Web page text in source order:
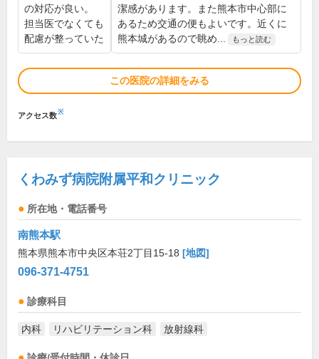
の対応が良い。
担当医でなくても
配慮が整っていた
潔感があります。また熊本市中心部に
あるため交通の便もよいです。近くに
熊本城があるので眺め...
もっと読む
この医院の詳細をみる
アクセス数※
くわみず病院附属平和クリニック
所在地・電話番号
南熊本駅
熊本県熊本市中央区本荘2丁目15-18 [地図]
096-371-4751
診療科目
内科 リハビリテーション科 放射線科